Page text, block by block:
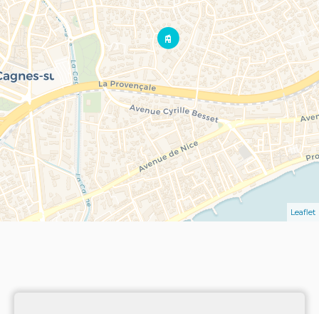
Leaflet